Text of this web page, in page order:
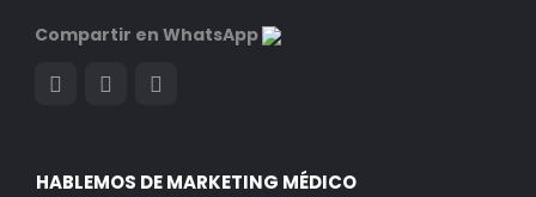
Compartir en WhatsApp
HABLEMOS DE MARKETING MÉDICO